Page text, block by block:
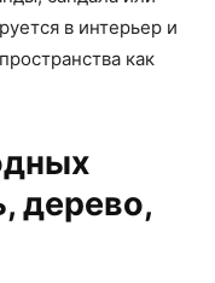
в интерьер и
как
дерево,